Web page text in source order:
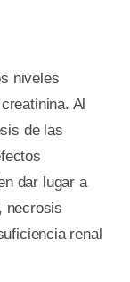
niveles
Al
de las
dar lugar a
necrosis
renal